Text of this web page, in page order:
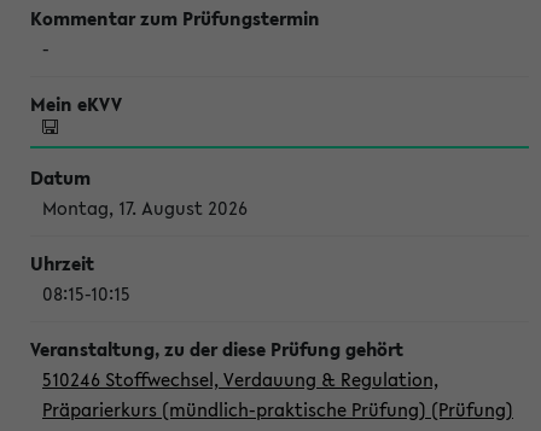
-
Montag, 17. August 2026
08:15-10:15
510246 Stoffwechsel, Verdauung & Regulation,
Präparierkurs (mündlich-praktische Prüfung) (Prüfung)